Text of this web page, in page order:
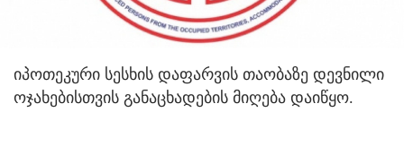
იპოთეკური სესხის დაფარვის თაობაზე დევნილი
ოჯახებისთვის განაცხადების მიღება დაიწყო.